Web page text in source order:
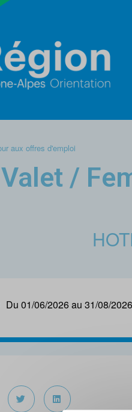
aux offres d'emploi
Valet /
Du 01/06/2026 au 31/08/2026